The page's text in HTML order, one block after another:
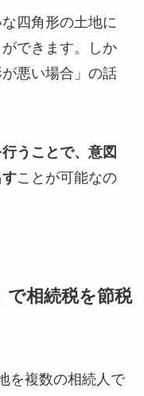
四角形の土地に
できます。しか
悪い場合」の話
うことで、意図
ことが可能なの
で相続税を節税
を複数の相続人で